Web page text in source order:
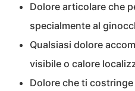
Dolore articolare che
specialmente al
Qualsiasi dolore
visibile o calore
Dolore che ti